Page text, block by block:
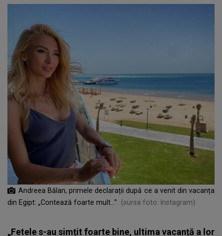
Andreea Bălan, primele declarații după ce a venit din vacanța
din Egipt: „Contează foarte mult...”
(sursa foto: Instagram)
„Fetele s-au simțit foarte bine, ultima vacanță a lor